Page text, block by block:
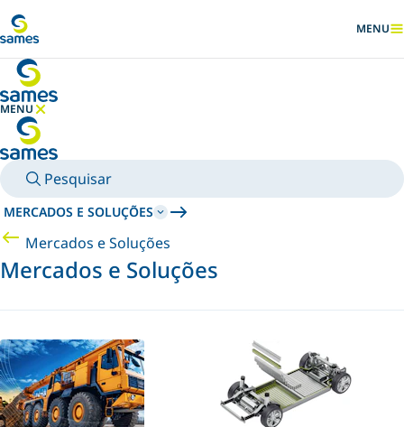
MENU
MENU
OCULTAR MENU
Pesquisar
MERCADOS E SOLUÇÕES
Mercados e Soluções
Mercados e Soluções